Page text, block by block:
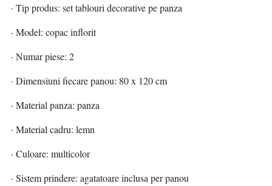
· Tip produs: set tablouri decorative pe panza
· Model: copac inflorit
· Numar piese: 2
· Dimensiuni fiecare panou: 80 x 120 cm
· Material panza: panza
· Material cadru: lemn
· Culoare: multicolor
· Sistem prindere: agatatoare inclusa per panou